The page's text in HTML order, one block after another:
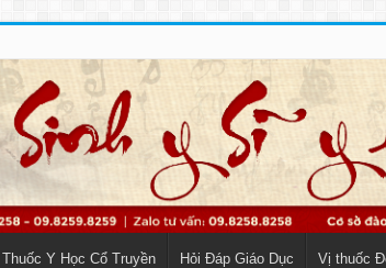
Thuốc Y Học Cổ Truyền Hỏi Đáp Giáo Dục Vị thuốc